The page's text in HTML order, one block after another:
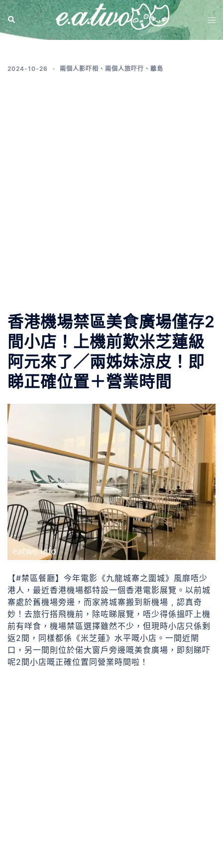
2024-10-26 兩個人影吓相 、 兩個人旅吓行 、 離島
香港機場禁區美食廣場僅存2
間小店！上機前歎米芝蓮級
阿元來了／兩姊妹涼皮！即
睇正確位置＋營業時間
【#禁區餐廳】今年電影《九龍城寨之圍城》風靡唔少
港人，最近香港機場都特設一個香港電影展覽。以前城
寨處於舊機場旁邊，而家將城寨搬到新機場﹐認真奇
妙！去旅行搭飛機前，除咗睇展覽，唔少得係搵吓上機
前有咩食，機場禁區選擇雖然不少，但現時小店只係剩
返2間，同樣都係《米芝蓮》水平嘅小店。一間近閘
口，另一間則位於偌大窗戶旁邊嘅美食廣場，即刻睇吓
呢2間小店嘅正確位置同營業時間啦！